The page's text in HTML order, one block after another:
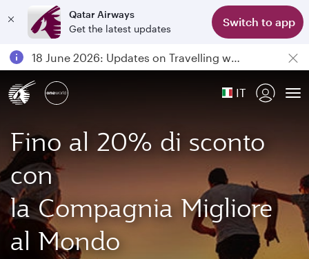
Qatar Airways
Get the latest updates
Switch to app
Passengers flying between Doha and Auckland on QR914 and QR915
18 June 2026: Updates on Travelling with Power Banks
Qatar Airways Expands Global Network to over 160 DestinationsIT
Fino al 20% di sconto
con
la Compagnia Migliore
al Mondo